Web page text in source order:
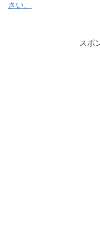
さい。
スポ